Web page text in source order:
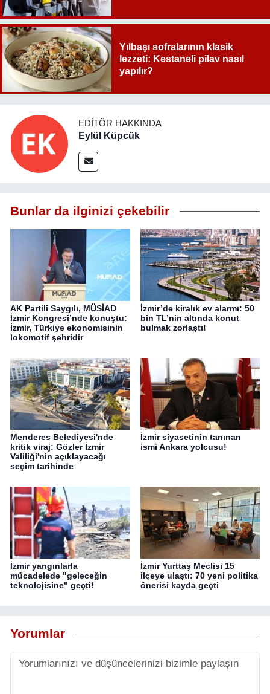
Yılbaşı sofralarının klasik
lezzeti: Kestaneli pilav nasıl
yapılır?
EDITÖR HAKKINDA
Eylül Küpcük
Bunlar da ilginizi çekebilir
AK Partili Saygılı, MÜSİAD
İzmir Kongresi’nde konuştu:
İzmir, Türkiye ekonomisinin
lokomotif şehridir
İzmir’de kiralık ev alarmı: 50
bin TL’nin altında konut
bulmak zorlaştı!
Menderes Belediyesi'nde
kritik viraj: Gözler İzmir
Valiliği'nin açıklayacağı
seçim tarihinde
İzmir siyasetinin tanınan
ismi Ankara yolcusu!
İzmir yangınlarla
mücadelede "geleceğin
teknolojisine" geçti!
İzmir Yurttaş Meclisi 15
ilçeye ulaştı: 70 yeni politika
önerisi kayda geçti
Yorumlar